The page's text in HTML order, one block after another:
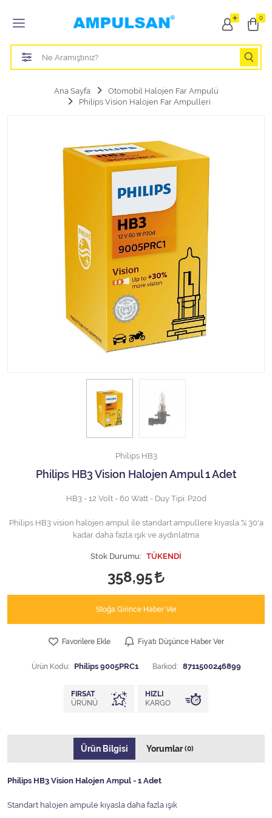
0
Tüm Kategoriler
Led Aydınlatma Ampulü
Otomobil Halojen Far Ampulü
Otomobil Led Far Ampulü
Otomobil Halojen Park Ampulü
Otomobil Led Park Ampulü
Otomobil Gösterge Ampulü
Halojen Off Road Rally Ampulü
Motosiklet Halojen Far Ampulü
Kamyon Halojen Far Ampulü
Kamyon Gösterge Ampulü
Ana Sayfa
Otomobil Halojen Far Ampulü
Philips Vision Halojen Far Ampulleri
Philips HB3
Philips HB3 Vision Halojen Ampul 1 Adet
HB3 - 12 Volt - 60 Watt - Duy Tipi: P20d
Philips HB3 vision halojen ampul ile standart ampullere kıyasla % 30'a
kadar daha fazla ışık ve aydınlatma
Stok Durumu: TÜKENDİ
358,95
Stoğa Girince Haber Ver
Favorilere Ekle Fiyatı Düşünce Haber Ver
Ürün Kodu: Philips 9005PRC1 Barkod: 8711500246899
FIRSAT
ÜRÜNÜ
HIZLI
KARGO
Ürün Bilgisi Yorumlar(0)
Philips HB3 Vision Halojen Ampul - 1 Adet
Standart halojen ampule kıyasla daha fazla ışık